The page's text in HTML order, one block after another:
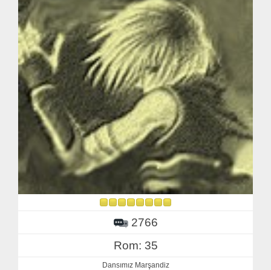
2766
Rom: 35
Dansımız Marşandiz